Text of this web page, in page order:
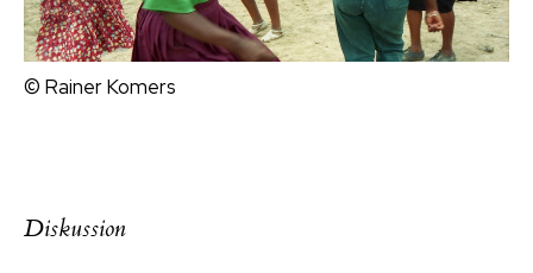
© Rainer Komers
Diskussion